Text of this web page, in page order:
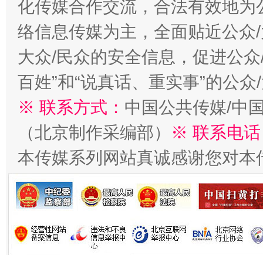
习近平的博鳌关键词
魏明亮
“刷贴”乱象丛生
生
化传媒合作交流，合法有效地
络信息传媒为主，全面贴近公
大众/民众的安全信息，促进公
百姓”和“说真话、重实事”的公
※ 联系方式： 中国公共传媒/中
（北京制作采编部）
※ 联系电
本传媒系列网站真诚感谢您对